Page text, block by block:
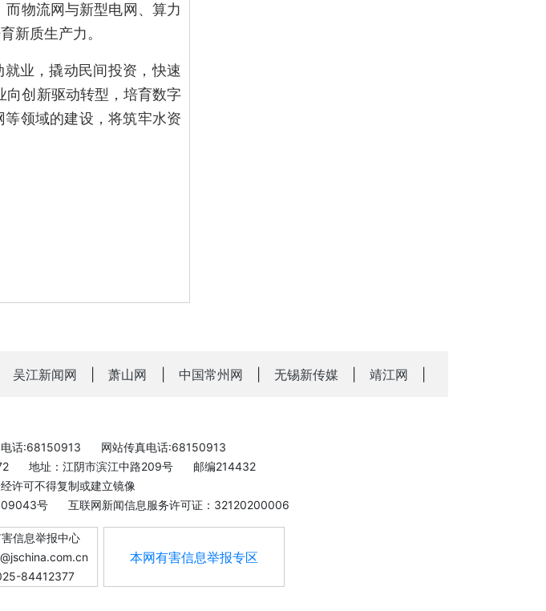
而物流网与新型电网、算力
新质生产力。
就业，撬动民间投资，快速
向创新驱动转型，培育数字
领域的建设，将筑牢水资
吴江新闻网 萧山网 中国常州网 无锡新传媒 靖江网
话:68150913
网站传真电话:68150913
地址：江阴市滨江中路209号
邮编214432
许可不得复制或建立镜像
号 互联网新闻信息服务许可证：32120200006
信息举报中心
84412377
本网有害信息举报专区